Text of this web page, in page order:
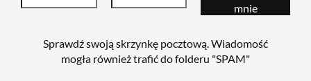
Sprawdź swoją skrzynkę pocztową. Wiadomość
mogła również trafić do folderu "SPAM"